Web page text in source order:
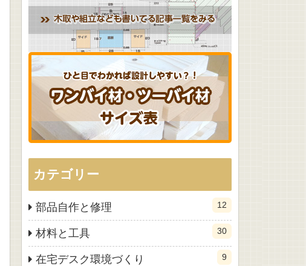
カテゴリー
部品自作と修理 12
材料と工具 30
在宅デスク環境づくり 9